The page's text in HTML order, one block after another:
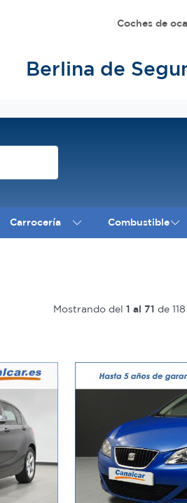
Coches de
Berlina de
Carrocería Combustible
Mostrando del 1 al 71 de